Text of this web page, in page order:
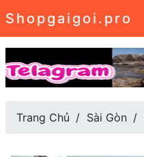
Shopgaigoi.pro
Trang Chủ Sài Gòn